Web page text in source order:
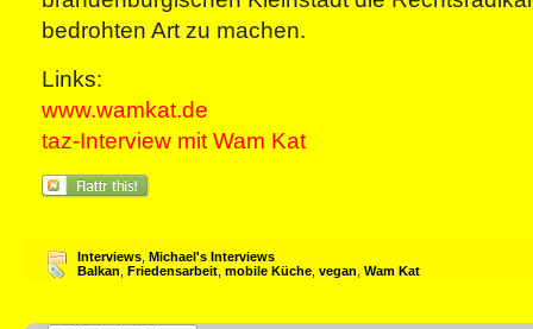
bedrohten Art zu machen.
Links:
www.wamkat.de
taz-Interview mit Wam Kat
Interviews Michael's Interviews
Balkan Friedensarbeit mobile Küche vegan Wam Kat